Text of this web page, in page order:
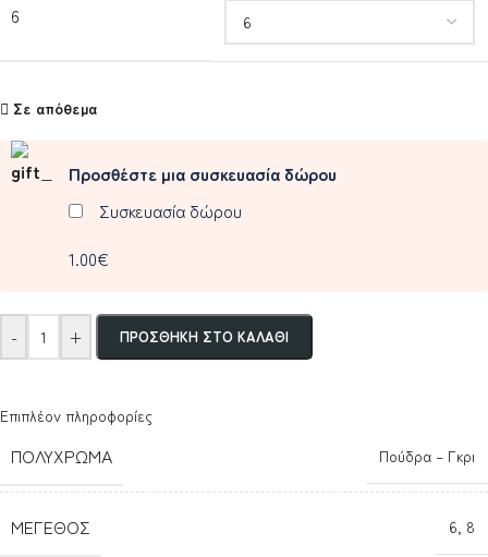
6
Σε απόθεμα
Προσθέστε μια συσκευασία δώρου
Συσκευασία δώρου
1.00€
- + ΠΡΟΣΘΉΚΗ ΣΤΟ ΚΑΛΆΘΙ
Επιπλέον πληροφορίες
ΠΟΛΎΧΡΩΜΑ Πούδρα – Γκρι
ΜΈΓΕΘΟΣ 6, 8